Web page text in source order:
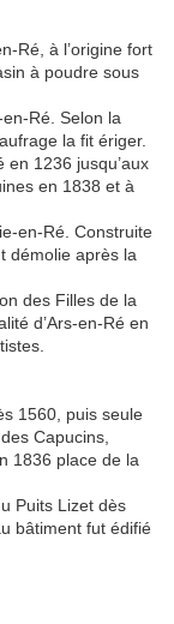
à l’origine fort
à poudre sous
Ré. Selon la
la fit ériger.
1236 jusqu’aux
en 1838 et à
en-Ré. Construite
démolie après la
des Filles de la
d’Ars-en-Ré en
1560, puis seule
Capucins,
1836 place de la
Puits Lizet dès
bâtiment fut édifié